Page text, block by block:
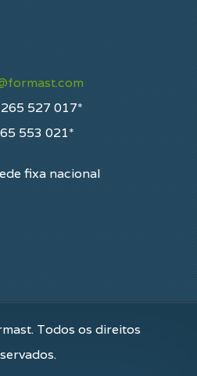
527 017*
553 021*
fixa nacional
Todos os direitos